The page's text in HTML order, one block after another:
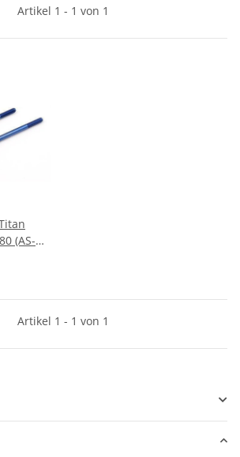
Artikel 1 - 1 von 1
(AS-
Artikel 1 - 1 von 1